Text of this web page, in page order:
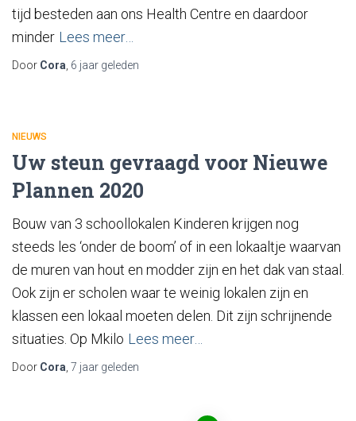
tijd besteden aan ons Health Centre en daardoor
minder Lees meer…
Door Cora 6 jaar geleden
NIEUWS
Uw steun gevraagd voor Nieuwe
Plannen 2020
Bouw van 3 schoollokalen Kinderen krijgen nog
steeds les ‘onder de boom’ of in een lokaaltje waarvan
de muren van hout en modder zijn en het dak van staal.
Ook zijn er scholen waar te weinig lokalen zijn en
klassen een lokaal moeten delen. Dit zijn schrijnende
situaties. Op Mkilo Lees meer…
Door Cora 7 jaar geleden